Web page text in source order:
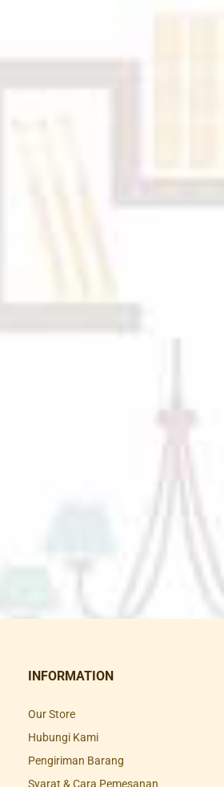
INFORMATION
Our Store
Hubungi Kami
Pengiriman Barang
Syarat & Cara Pemesanan